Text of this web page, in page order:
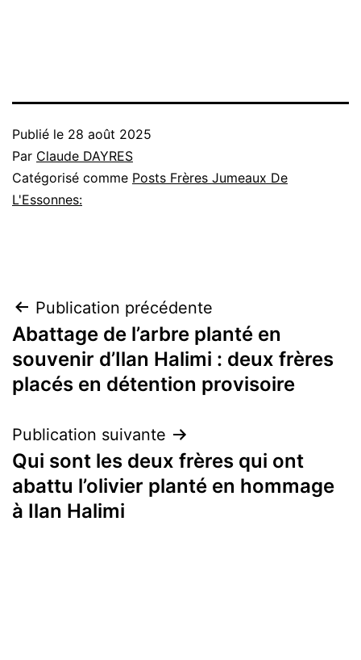
Publié le 28 août 2025
Par Claude DAYRES
Catégorisé comme Posts Frères Jumeaux De
L'Essonnes:
Navigation
de
l’article
Publication précédente
Abattage de l’arbre planté en
souvenir d’Ilan Halimi : deux frères
placés en détention provisoire
Publication suivante
Qui sont les deux frères qui ont
abattu l’olivier planté en hommage
à Ilan Halimi